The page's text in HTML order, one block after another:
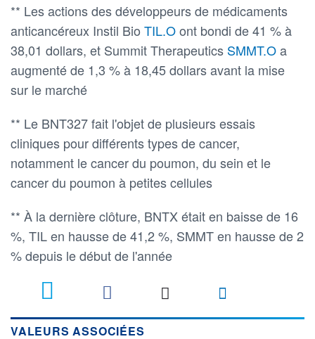
** Les actions des développeurs de médicaments
anticancéreux Instil Bio TIL.Oont bondi de 41 % à
38,01 dollars, et Summit Therapeutics SMMT.Oa
augmenté de 1,3 % à 18,45 dollars avant la mise
sur le marché
** Le BNT327 fait l'objet de plusieurs essais
cliniques pour différents types de cancer,
notamment le cancer du poumon, du sein et le
cancer du poumon à petites cellules
** À la dernière clôture, BNTX était en baisse de 16
%, TIL en hausse de 41,2 %, SMMT en hausse de 2
% depuis le début de l'année
VALEURS ASSOCIÉES